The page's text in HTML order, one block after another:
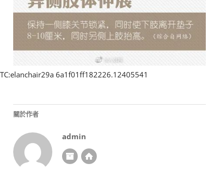
TC:elanchair29a 6a1f01ff182226.12405541
關於作者
admin